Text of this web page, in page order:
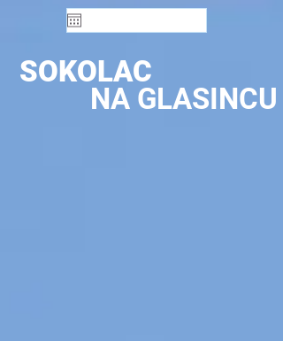
SOKOLAC
NA GLASINCU